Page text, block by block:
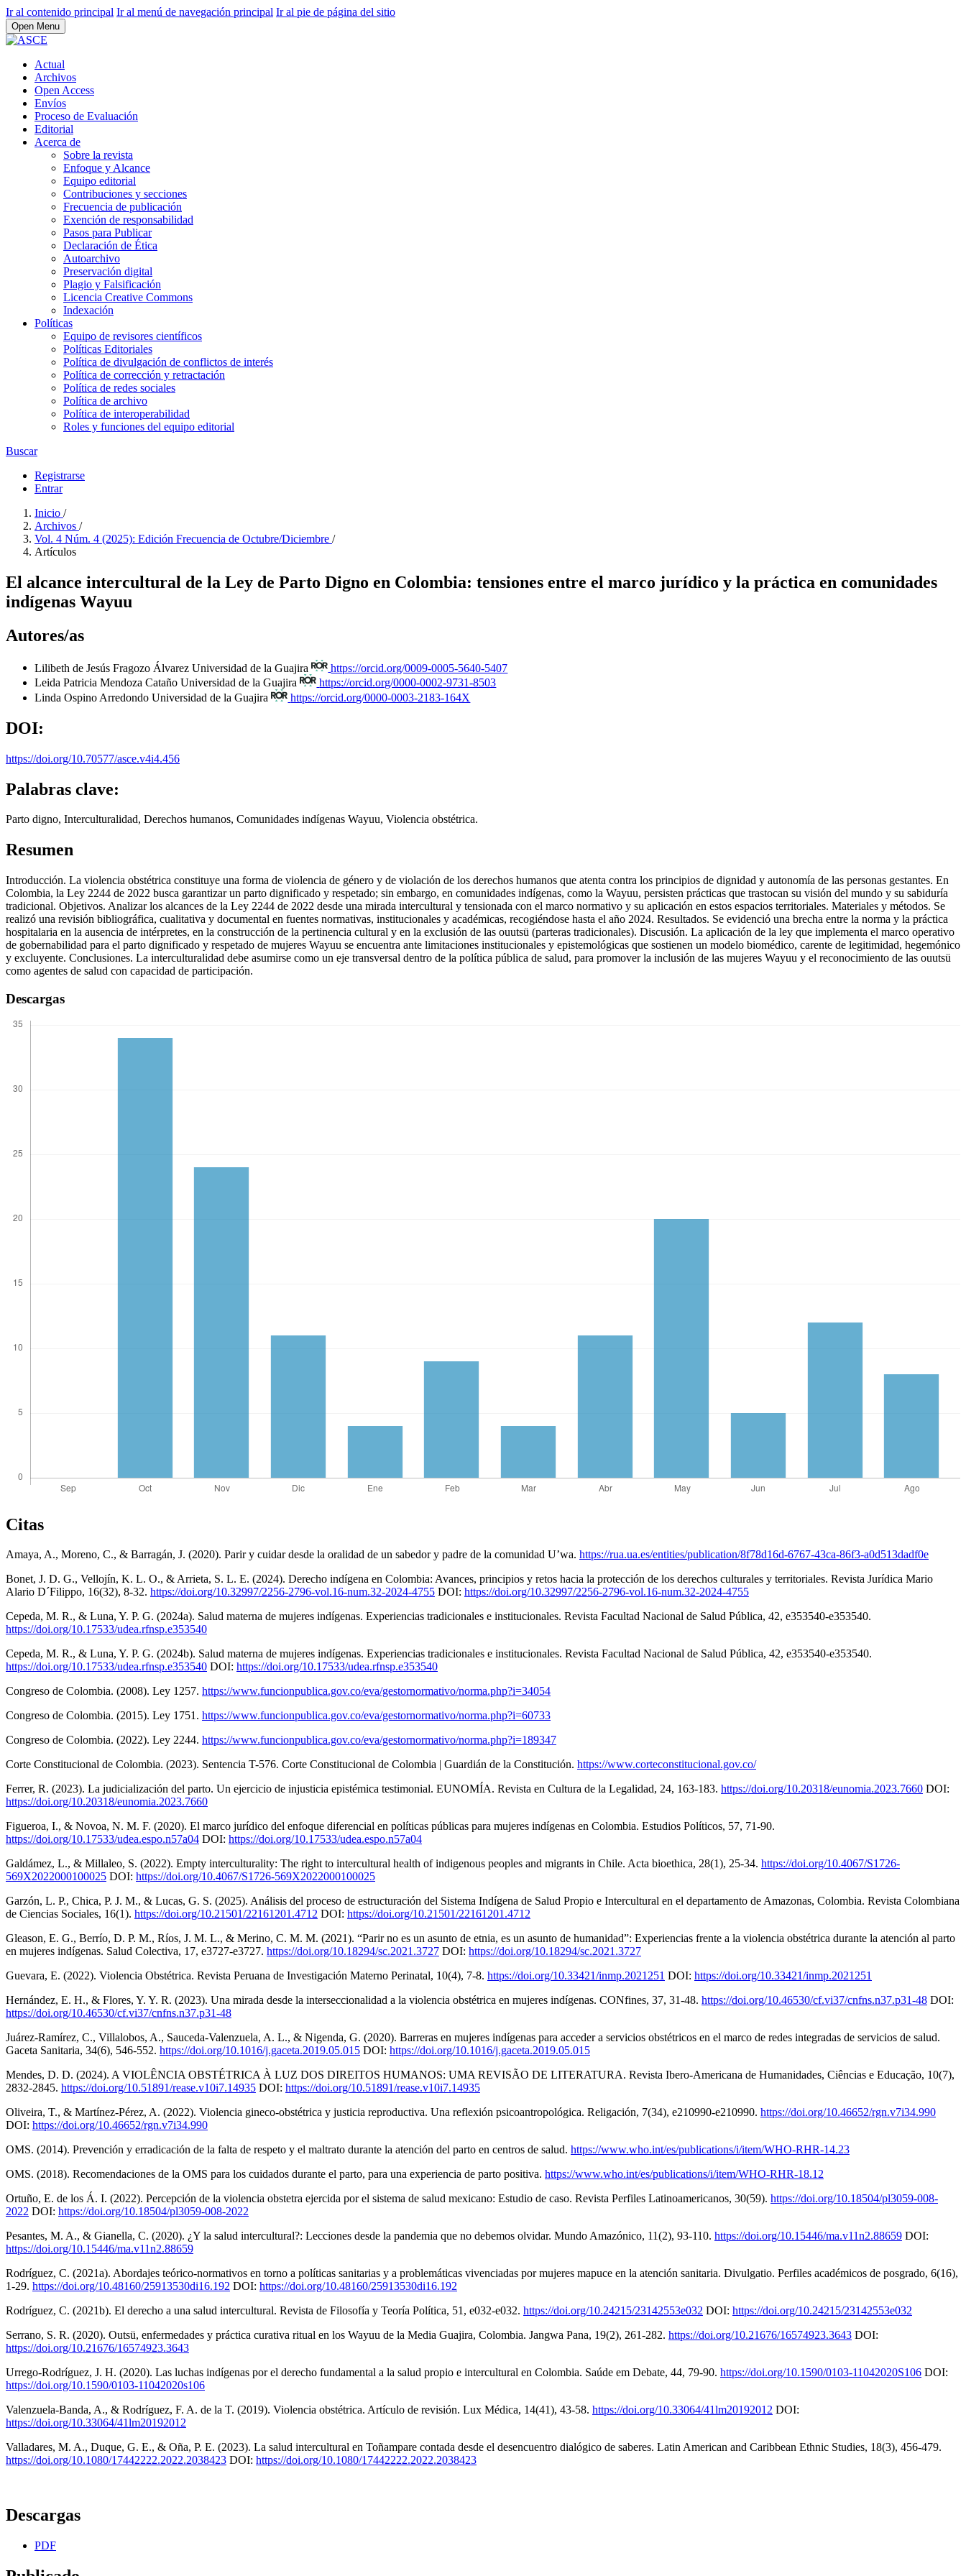
Ir al contenido principal Ir al menú de navegación principal Ir al pie de página del sitio
Open Menu
Actual
Archivos
Open Access
Envíos
Proceso de Evaluación
Editorial
Acerca de
Sobre la revista
Enfoque y Alcance
Equipo editorial
Contribuciones y secciones
Frecuencia de publicación
Exención de responsabilidad
Pasos para Publicar
Declaración de Ética
Autoarchivo
Preservación digital
Plagio y Falsificación
Licencia Creative Commons
Indexación
Políticas
Equipo de revisores científicos
Políticas Editoriales
Política de divulgación de conflictos de interés
Política de corrección y retractación
Política de redes sociales
Política de archivo
Política de interoperabilidad
Roles y funciones del equipo editorial
Buscar
Registrarse
Entrar
Inicio /
Archivos /
Vol. 4 Núm. 4 (2025): Edición Frecuencia de Octubre/Diciembre /
Artículos
El alcance intercultural de la Ley de Parto Digno en Colombia: tensiones entre el marco jurídico y la práctica en comunidades
indígenas Wayuu
Autores/as
Lilibeth de Jesús Fragozo Álvarez Universidad de la Guajira
https://orcid.org/0009-0005-5640-5407
Leida Patricia Mendoza Cataño Universidad de la Guajira
https://orcid.org/0000-0002-9731-8503
Linda Ospino Arredondo Universidad de la Guajira https://orcid.org/0000-0003-2183-164X
DOI:
https://doi.org/10.70577/asce.v4i4.456
Palabras clave:
Parto digno, Interculturalidad, Derechos humanos, Comunidades indígenas Wayuu, Violencia obstétrica.
Resumen
Introducción. La violencia obstétrica constituye una forma de violencia de género y de violación de los derechos humanos que atenta contra los principios de dignidad y autonomía de las personas gestantes. En
Colombia, la Ley 2244 de 2022 busca garantizar un parto dignificado y respetado; sin embargo, en comunidades indígenas, como la Wayuu, persisten prácticas que trastocan su visión del mundo y su sabiduría
tradicional. Objetivos. Analizar los alcances de la Ley 2244 de 2022 desde una mirada intercultural y tensionada con el marco normativo y su aplicación en estos espacios territoriales. Materiales y métodos. Se
realizó una revisión bibliográfica, cualitativa y documental en fuentes normativas, institucionales y académicas, recogiéndose hasta el año 2024. Resultados. Se evidenció una brecha entre la norma y la práctica
hospitalaria en la ausencia de intérpretes, en la construcción de la pertinencia cultural y en la exclusión de las ouutsü (parteras tradicionales). Discusión. La aplicación de la ley que implementa el marco operativo
de gobernabilidad para el parto dignificado y respetado de mujeres Wayuu se encuentra ante limitaciones institucionales y epistemológicas que sostienen un modelo biomédico, carente de legitimidad, hegemónico
y excluyente. Conclusiones. La interculturalidad debe asumirse como un eje transversal dentro de la política pública de salud, para promover la inclusión de las mujeres Wayuu y el reconocimiento de las ouutsü
como agentes de salud con capacidad de participación.
Descargas
Citas
Amaya, A., Moreno, C., & Barragán, J. (2020). Parir y cuidar desde la oralidad de un sabedor y padre de la comunidad U’wa. https://rua.ua.es/entities/publication/8f78d16d-6767-43ca-86f3-a0d513dadf0e
Bonet, J. D. G., Vellojín, K. L. O., & Arrieta, S. L. E. (2024). Derecho indígena en Colombia: Avances, principios y retos hacia la protección de los derechos culturales y territoriales. Revista Jurídica Mario
Alario D´Filippo, 16(32), 8-32. https://doi.org/10.32997/2256-2796-vol.16-num.32-2024-4755 DOI: https://doi.org/10.32997/2256-2796-vol.16-num.32-2024-4755
Cepeda, M. R., & Luna, Y. P. G. (2024a). Salud materna de mujeres indígenas. Experiencias tradicionales e institucionales. Revista Facultad Nacional de Salud Pública, 42, e353540-e353540.
https://doi.org/10.17533/udea.rfnsp.e353540
Cepeda, M. R., & Luna, Y. P. G. (2024b). Salud materna de mujeres indígenas. Experiencias tradicionales e institucionales. Revista Facultad Nacional de Salud Pública, 42, e353540-e353540.
https://doi.org/10.17533/udea.rfnsp.e353540 DOI: https://doi.org/10.17533/udea.rfnsp.e353540
Congreso de Colombia. (2008). Ley 1257. https://www.funcionpublica.gov.co/eva/gestornormativo/norma.php?i=34054
Congreso de Colombia. (2015). Ley 1751. https://www.funcionpublica.gov.co/eva/gestornormativo/norma.php?i=60733
Congreso de Colombia. (2022). Ley 2244. https://www.funcionpublica.gov.co/eva/gestornormativo/norma.php?i=189347
Corte Constitucional de Colombia. (2023). Sentencia T-576. Corte Constitucional de Colombia | Guardián de la Constitución. https://www.corteconstitucional.gov.co/
Ferrer, R. (2023). La judicialización del parto. Un ejercicio de injusticia epistémica testimonial. EUNOMÍA. Revista en Cultura de la Legalidad, 24, 163-183. https://doi.org/10.20318/eunomia.2023.7660 DOI:
https://doi.org/10.20318/eunomia.2023.7660
Figueroa, I., & Novoa, N. M. F. (2020). El marco jurídico del enfoque diferencial en políticas públicas para mujeres indígenas en Colombia. Estudios Políticos, 57, 71-90.
https://doi.org/10.17533/udea.espo.n57a04 DOI: https://doi.org/10.17533/udea.espo.n57a04
Galdámez, L., & Millaleo, S. (2022). Empty interculturality: The right to intercultural health of indigenous peoples and migrants in Chile. Acta bioethica, 28(1), 25-34. https://doi.org/10.4067/S1726-
569X2022000100025 DOI: https://doi.org/10.4067/S1726-569X2022000100025
Garzón, L. P., Chica, P. J. M., & Lucas, G. S. (2025). Análisis del proceso de estructuración del Sistema Indígena de Salud Propio e Intercultural en el departamento de Amazonas, Colombia. Revista Colombiana
de Ciencias Sociales, 16(1). https://doi.org/10.21501/22161201.4712 DOI: https://doi.org/10.21501/22161201.4712
Gleason, E. G., Berrío, D. P. M., Ríos, J. M. L., & Merino, C. M. M. (2021). “Parir no es un asunto de etnia, es un asunto de humanidad”: Experiencias frente a la violencia obstétrica durante la atención al parto
en mujeres indígenas. Salud Colectiva, 17, e3727-e3727. https://doi.org/10.18294/sc.2021.3727 DOI: https://doi.org/10.18294/sc.2021.3727
Guevara, E. (2022). Violencia Obstétrica. Revista Peruana de Investigación Materno Perinatal, 10(4), 7-8. https://doi.org/10.33421/inmp.2021251 DOI: https://doi.org/10.33421/inmp.2021251
Hernández, E. H., & Flores, Y. Y. R. (2023). Una mirada desde la interseccionalidad a la violencia obstétrica en mujeres indígenas. CONfines, 37, 31-48. https://doi.org/10.46530/cf.vi37/cnfns.n37.p31-48 DOI:
https://doi.org/10.46530/cf.vi37/cnfns.n37.p31-48
Juárez-Ramírez, C., Villalobos, A., Sauceda-Valenzuela, A. L., & Nigenda, G. (2020). Barreras en mujeres indígenas para acceder a servicios obstétricos en el marco de redes integradas de servicios de salud.
Gaceta Sanitaria, 34(6), 546-552. https://doi.org/10.1016/j.gaceta.2019.05.015 DOI: https://doi.org/10.1016/j.gaceta.2019.05.015
Mendes, D. D. (2024). A VIOLÊNCIA OBSTÉTRICA À LUZ DOS DIREITOS HUMANOS: UMA REVISÃO DE LITERATURA. Revista Ibero-Americana de Humanidades, Ciências e Educação, 10(7),
2832-2845. https://doi.org/10.51891/rease.v10i7.14935 DOI: https://doi.org/10.51891/rease.v10i7.14935
Oliveira, T., & Martínez-Pérez, A. (2022). Violencia gineco-obstétrica y justicia reproductiva. Una reflexión psicoantropológica. Religación, 7(34), e210990-e210990. https://doi.org/10.46652/rgn.v7i34.990
DOI: https://doi.org/10.46652/rgn.v7i34.990
OMS. (2014). Prevención y erradicación de la falta de respeto y el maltrato durante la atención del parto en centros de salud. https://www.who.int/es/publications/i/item/WHO-RHR-14.23
OMS. (2018). Recomendaciones de la OMS para los cuidados durante el parto, para una experiencia de parto positiva. https://www.who.int/es/publications/i/item/WHO-RHR-18.12
Ortuño, E. de los Á. I. (2022). Percepción de la violencia obstetra ejercida por el sistema de salud mexicano: Estudio de caso. Revista Perfiles Latinoamericanos, 30(59). https://doi.org/10.18504/pl3059-008-
2022 DOI: https://doi.org/10.18504/pl3059-008-2022
Pesantes, M. A., & Gianella, C. (2020). ¿Y la salud intercultural?: Lecciones desde la pandemia que no debemos olvidar. Mundo Amazónico, 11(2), 93-110. https://doi.org/10.15446/ma.v11n2.88659 DOI:
https://doi.org/10.15446/ma.v11n2.88659
Rodríguez, C. (2021a). Abordajes teórico-normativos en torno a políticas sanitarias y a problemáticas vivenciadas por mujeres mapuce en la atención sanitaria. Divulgatio. Perfiles académicos de posgrado, 6(16),
1-29. https://doi.org/10.48160/25913530di16.192 DOI: https://doi.org/10.48160/25913530di16.192
Rodríguez, C. (2021b). El derecho a una salud intercultural. Revista de Filosofía y Teoría Política, 51, e032-e032. https://doi.org/10.24215/23142553e032 DOI: https://doi.org/10.24215/23142553e032
Serrano, S. R. (2020). Outsü, enfermedades y práctica curativa ritual en los Wayuu de la Media Guajira, Colombia. Jangwa Pana, 19(2), 261-282. https://doi.org/10.21676/16574923.3643 DOI:
https://doi.org/10.21676/16574923.3643
Urrego-Rodríguez, J. H. (2020). Las luchas indígenas por el derecho fundamental a la salud propio e intercultural en Colombia. Saúde em Debate, 44, 79-90. https://doi.org/10.1590/0103-11042020S106 DOI:
https://doi.org/10.1590/0103-11042020s106
Valenzuela-Banda, A., & Rodríguez, F. A. de la T. (2019). Violencia obstétrica. Artículo de revisión. Lux Médica, 14(41), 43-58. https://doi.org/10.33064/41lm20192012 DOI:
https://doi.org/10.33064/41lm20192012
Valladares, M. A., Duque, G. E., & Oña, P. E. (2023). La salud intercultural en Toñampare contada desde el desencuentro dialógico de saberes. Latin American and Caribbean Ethnic Studies, 18(3), 456-479.
https://doi.org/10.1080/17442222.2022.2038423 DOI: https://doi.org/10.1080/17442222.2022.2038423
Descargas
PDF